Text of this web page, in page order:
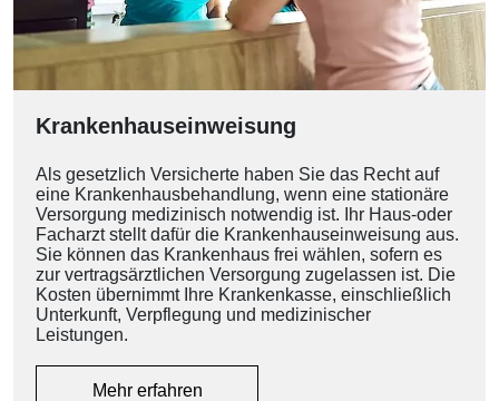
Krankenhauseinweisung
Als gesetzlich Versicherte haben Sie das Recht auf
eine Krankenhausbehandlung, wenn eine stationäre
Versorgung medizinisch notwendig ist. Ihr Haus-oder
Facharzt stellt dafür die Krankenhauseinweisung aus.
Sie können das Krankenhaus frei wählen, sofern es
zur vertragsärztlichen Versorgung zugelassen ist. Die
Kosten übernimmt Ihre Krankenkasse, einschließlich
Unterkunft, Verpflegung und medizinischer
Leistungen.
Mehr erfahren